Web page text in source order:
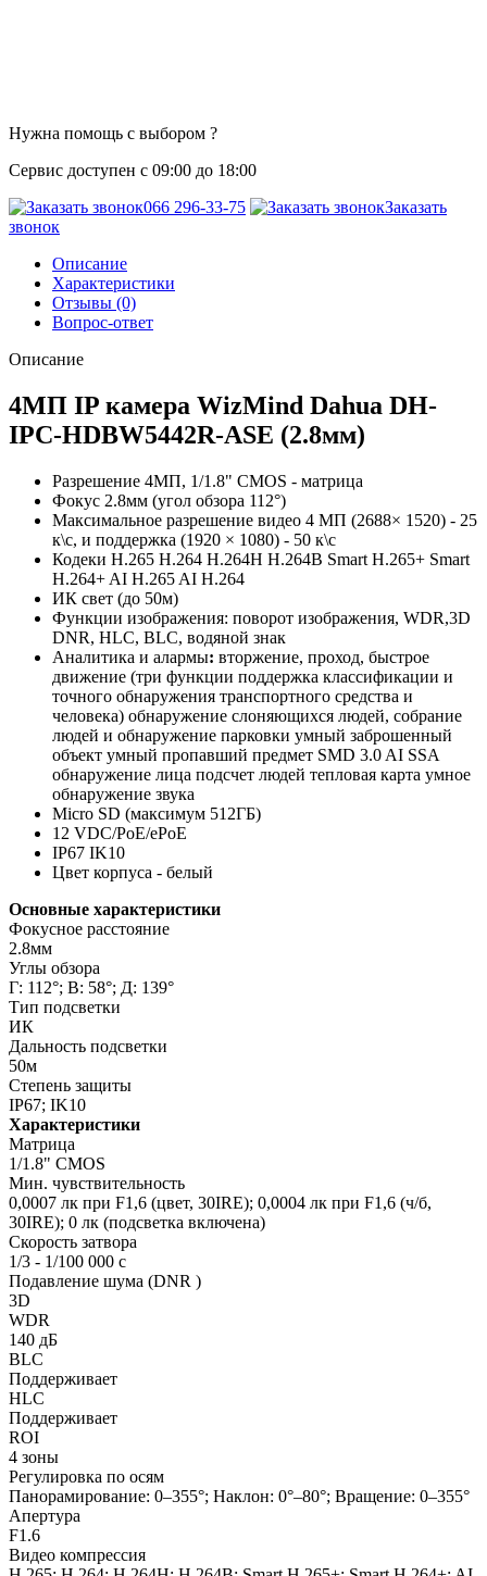
Нужна помощь с выбором ?
Сервис доступен с 09:00 до 18:00
066 296-33-75
Заказать
звонок
Описание
Характеристики
Отзывы (0)
Вопрос-ответ
Описание
4МП IP камера WizMind Dahua DH-
IPC-HDBW5442R-ASE (2.8мм)
Разрешение 4МП, 1/1.8" CMOS - матрица
Фокус 2.8мм (угол обзора 112°)
Максимальное разрешение видео 4 МП (2688× 1520) - 25
к\с, и поддержка (1920 × 1080) - 50 к\с
Кодеки H.265 H.264 H.264H H.264B Smart H.265+ Smart
H.264+ AI H.265 AI H.264
ИК свет (до 50м)
Функции изображения: поворот изображения, WDR,3D
DNR, HLC, BLC, водяной знак
Аналитика и алармы: вторжение, проход, быстрое
движение (три функции поддержка классификации и
точного обнаружения транспортного средства и
человека) обнаружение слоняющихся людей, собрание
людей и обнаружение парковки умный заброшенный
объект умный пропавший предмет SMD 3.0 AI SSA
обнаружение лица подсчет людей тепловая карта умное
обнаружение звука
Micro SD (максимум 512ГБ)
12 VDC/PoE/ePoE
IP67 IK10
Цвет корпуса - белый
Основные характеристики
Фокусное расстояние
2.8мм
Углы обзора
Г: 112°; В: 58°; Д: 139°
Тип подсветки
ИК
Дальность подсветки
50м
Степень защиты
IP67; IK10
Характеристики
Матрица
1/1.8" CMOS
Мин. чувствительность
0,0007 лк при F1,6 (цвет, 30IRE); 0,0004 лк при F1,6 (ч/б,
30IRE); 0 лк (подсветка включена)
Скорость затвора
1/3 - 1/100 000 с
Подавление шума (DNR )
3D
WDR
140 дБ
BLC
Поддерживает
HLC
Поддерживает
ROI
4 зоны
Регулировка по осям
Панорамирование: 0–355°; Наклон: 0°–80°; Вращение: 0–355°
Апертура
F1.6
Видео компрессия